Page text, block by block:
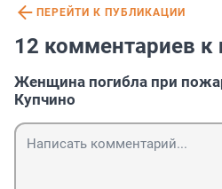
ПЕРЕЙТИ К ПУБЛИКАЦИИ
12 комментариев к
Женщина погибла при
Купчино